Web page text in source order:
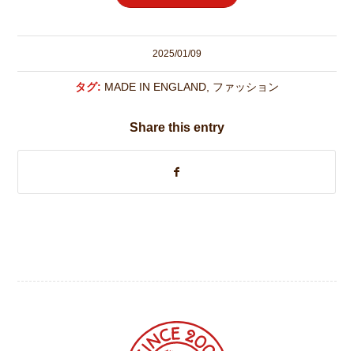
2025/01/09
タグ: MADE IN ENGLAND, ファッション
Share this entry